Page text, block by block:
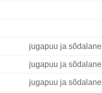
jugapuu ja sõdalane
jugapuu ja sõdalane
jugapuu ja sõdalane